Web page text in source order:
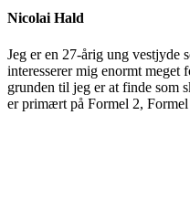
Nicolai Hald
Jeg er en 27-årig ung vestjyde
interesserer mig enormt meget
grunden til jeg er at finde som
er primært på Formel 2,